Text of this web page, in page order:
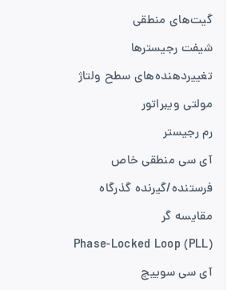
گیت‌های منطقی
شیفت رجیسترها
تغییر‌دهنده‌های سطح ولتاژ
مولتی ویبراتور
رم رجیستر
آی سی منطقی خاص
فرستنده‌/گیرنده گذرگاه
مقایسه گر
Phase-Locked Loop (PLL)
آی سی سوییچ